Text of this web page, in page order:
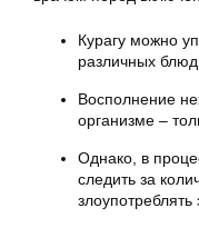
Курагу можно
различных блюд.
Восполнение
организме –
Однако, в
следить за
злоупотреблять